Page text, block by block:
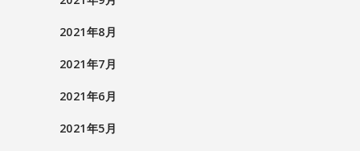
2021年8月
2021年7月
2021年6月
2021年5月